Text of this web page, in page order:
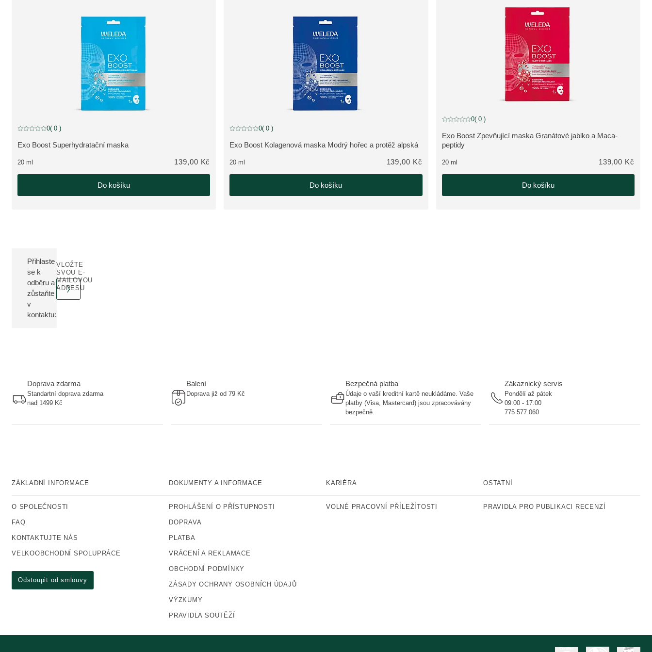
ZOBRAZIT PRODUKT:
Exo Boost Superhydratační maska
Aktuální hodnocení: 0 z 5 hvězdiček hodnoceno 0 zákazníky
0( 0 )
20 ml 139,00 Kč
Do košíku
ZOBRAZIT PRODUKT:
Exo Boost Kolagenová maska Modrý hořec a protěž alpská
Aktuální hodnocení: 0 z 5 hvězdiček hodnoceno 0 zákazníky
0( 0 )
20 ml 139,00 Kč
Do košíku
ZOBRAZIT PRODUKT:
Exo Boost Zpevňující maska Granátové jablko a Maca-
peptidy
Aktuální hodnocení: 0 z 5 hvězdiček hodnoceno 0 zákazníky
0( 0 )
20 ml 139,00 Kč
Do košíku
Přihlaste
se k
odběru a
zůstaňte
v
kontaktu:
VLOŽTE
SVOU E-
MAILOVOU
ADRESU
Doprava zdarma
Standartní doprava zdarma
nad 1499 Kč
Balení
Doprava již od 79 Kč
Bezpečná platba
Údaje o vaší kreditní kartě neukládáme. Vaše
platby (Visa, Mastercard) jsou zpracovávány
bezpečně.
Zákaznický servis
Pondělí až pátek
09:00 - 17:00
775 577 060
ZÁKLADNÍ INFORMACE
O SPOLEČNOSTI
FAQ
KONTAKTUJTE NÁS
VELKOOBCHODNÍ SPOLUPRÁCE
Odstoupit od smlouvy
DOKUMENTY A INFORMACE
PROHLÁŠENÍ O PŘÍSTUPNOSTI
DOPRAVA
PLATBA
VRÁCENÍ A REKLAMACE
OBCHODNÍ PODMÍNKY
ZÁSADY OCHRANY OSOBNÍCH ÚDAJŮ
VÝZKUMY
PRAVIDLA SOUTĚŽÍ
KARIÉRA
VOLNÉ PRACOVNÍ PŘÍLEŽÍTOSTI
OSTATNÍ
PRAVIDLA PRO PUBLIKACI RECENZÍ